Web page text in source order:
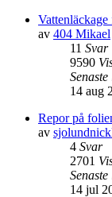
Vattenläckage
av 404 Mikael
11 Svar
9590
14 aug
Repor på
av
4 Svar
2701
14 jul